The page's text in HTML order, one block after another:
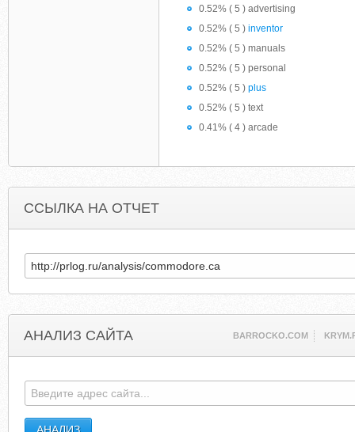
0.52% ( 5 ) advertising
0.52% ( 5 ) inventor
0.52% ( 5 ) manuals
0.52% ( 5 ) personal
0.52% ( 5 ) plus
0.52% ( 5 ) text
0.41% ( 4 ) arcade
ССЫЛКА НА ОТЧЕТ
АНАЛИЗ САЙТА BARROCKO.COM